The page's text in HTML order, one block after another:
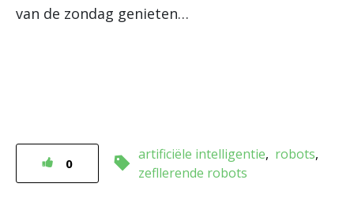
van de zondag genieten…
0
artificiële intelligentie
robots
zefllerende robots